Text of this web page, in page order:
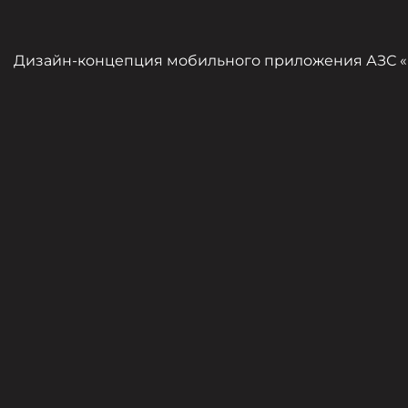
Дизайн-концепция мобильного приложения АЗС